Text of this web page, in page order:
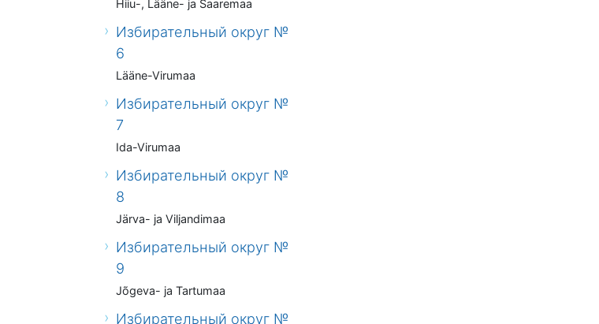
Hiiu-, Lääne- ja Saaremaa
Избирательный округ №
6
Lääne-Virumaa
Избирательный округ №
7
Ida-Virumaa
Избирательный округ №
8
Järva- ja Viljandimaa
Избирательный округ №
9
Jõgeva- ja Tartumaa
Избирательный округ №